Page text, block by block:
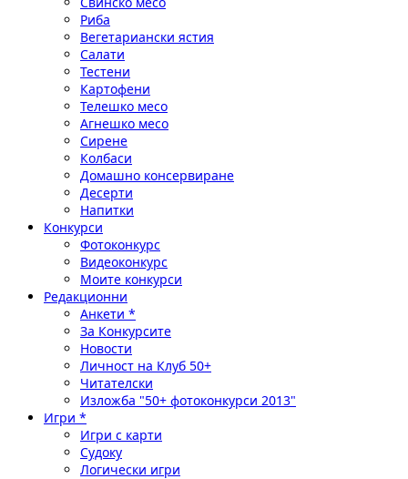
Риба
Вегетариански ястия
Салати
Тестени
Картофени
Телешко месо
Агнешко месо
Сирене
Колбаси
Домашно консервиране
Десерти
Напитки
Конкурси
Фотоконкурс
Видеоконкурс
Моите конкурси
Редакционни
Анкети *
За Конкурсите
Новости
Личност на Клуб 50+
Читателски
Изложба "50+ фотоконкурси 2013"
Игри *
Игри с карти
Судоку
Логически игри